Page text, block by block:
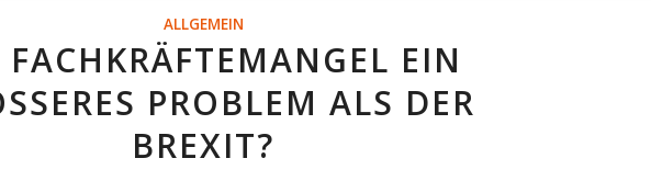
ALLGEMEIN
FACHKRÄFTEMANGEL EIN
PROBLEM ALS DER B
REXIT?